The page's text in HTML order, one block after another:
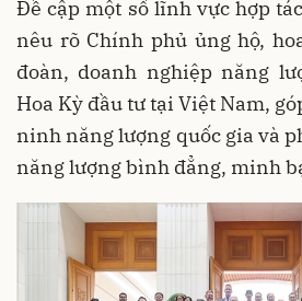
Đề cập một số lĩnh vực hợp
nêu rõ Chính phủ ủng hộ,
đoàn, doanh nghiệp năng
Hoa Kỳ đầu tư tại Việt Nam,
ninh năng lượng quốc gia và
năng lượng bình đẳng, minh